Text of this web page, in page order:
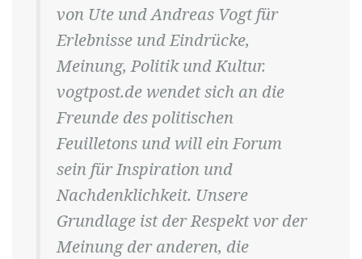
von Ute und Andreas Vogt für
Erlebnisse und Eindrücke,
Meinung, Politik und Kultur.
vogtpost.de wendet sich an die
Freunde des politischen
Feuilletons und will ein Forum
sein für Inspiration und
Nachdenklichkeit. Unsere
Grundlage ist der Respekt vor der
Meinung der anderen, die